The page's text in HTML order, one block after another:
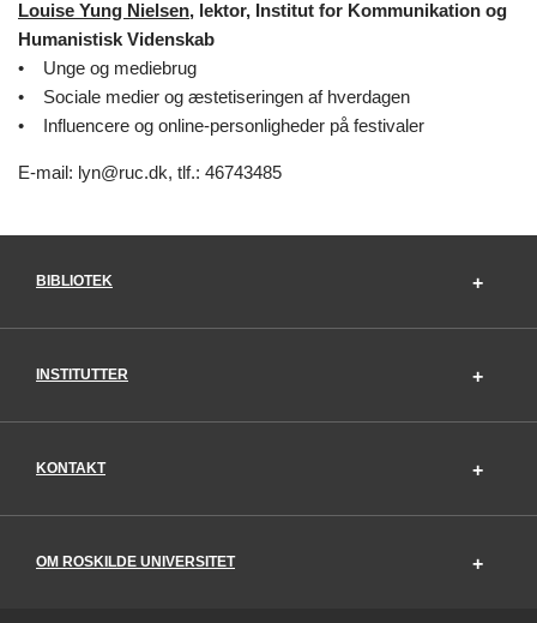
Louise Yung Nielsen, lektor, Institut for Kommunikation og
Humanistisk Videnskab
• Unge og mediebrug
• Sociale medier og æstetiseringen af hverdagen
• Influencere og online-personligheder på festivaler
E-mail: lyn@ruc.dk, tlf.: 46743485
BIBLIOTEK
INSTITUTTER
KONTAKT
OM ROSKILDE UNIVERSITET